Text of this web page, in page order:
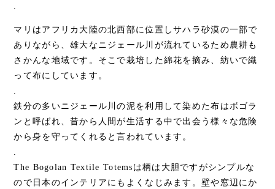
.
マリはアフリカ大陸の北西部に位置しサハラ砂漠の一部で
ありながら、雄大なニジェール川が流れているため農耕も
さかんな地域です。そこで栽培した綿花を摘み、紡いで織
って布にしています。
.
鉄分の多いニジェール川の泥を利用して染めた布はボゴラ
ンと呼ばれ、昔から人間が生活する中で出会う様々な危険
から身を守ってくれると言われています。
.
The Bogolan Textile Totems は柄は大胆ですがシンプルな
ので日本のインテリアにもよくなじみます。壁や窓辺にか